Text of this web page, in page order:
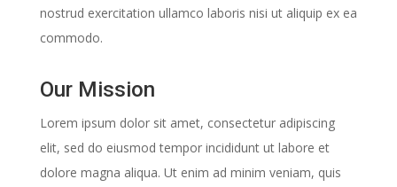
nostrud exercitation ullamco laboris nisi ut aliquip ex ea
commodo.
Our Mission
Lorem ipsum dolor sit amet, consectetur adipiscing
elit, sed do eiusmod tempor incididunt ut labore et
dolore magna aliqua. Ut enim ad minim veniam, quis